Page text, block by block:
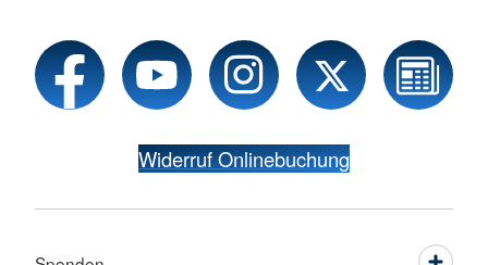
Widerruf Onlinebuchung